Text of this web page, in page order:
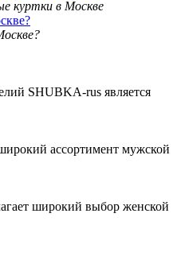
SHUBKA-rus является
ассортимент мужской
широкий выбор женской